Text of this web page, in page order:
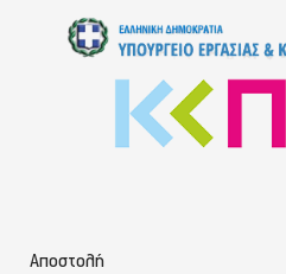
Αποστολή